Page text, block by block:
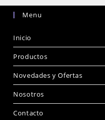
Menu
Inicio
Productos
Novedades y Ofertas
Nosotros
Contacto